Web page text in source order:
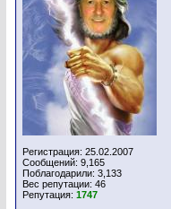
Регистрация: 25.02.2007
Сообщений: 9,165
Поблагодарили: 3,133
Вес репутации: 46
Репутация: 1747